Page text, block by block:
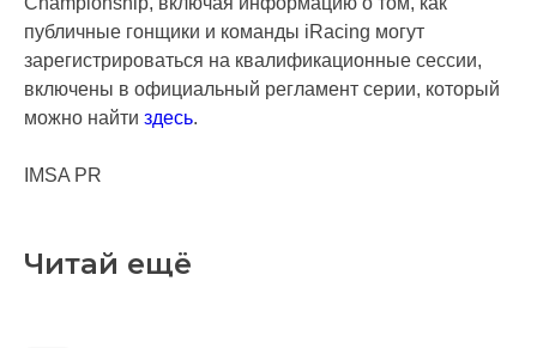
публичные гонщики и команды iRacing могут
зарегистрироваться на квалификационные сессии,
включены в официальный регламент серии, который
можно найти здесь.
IMSA PR
Читай ещё